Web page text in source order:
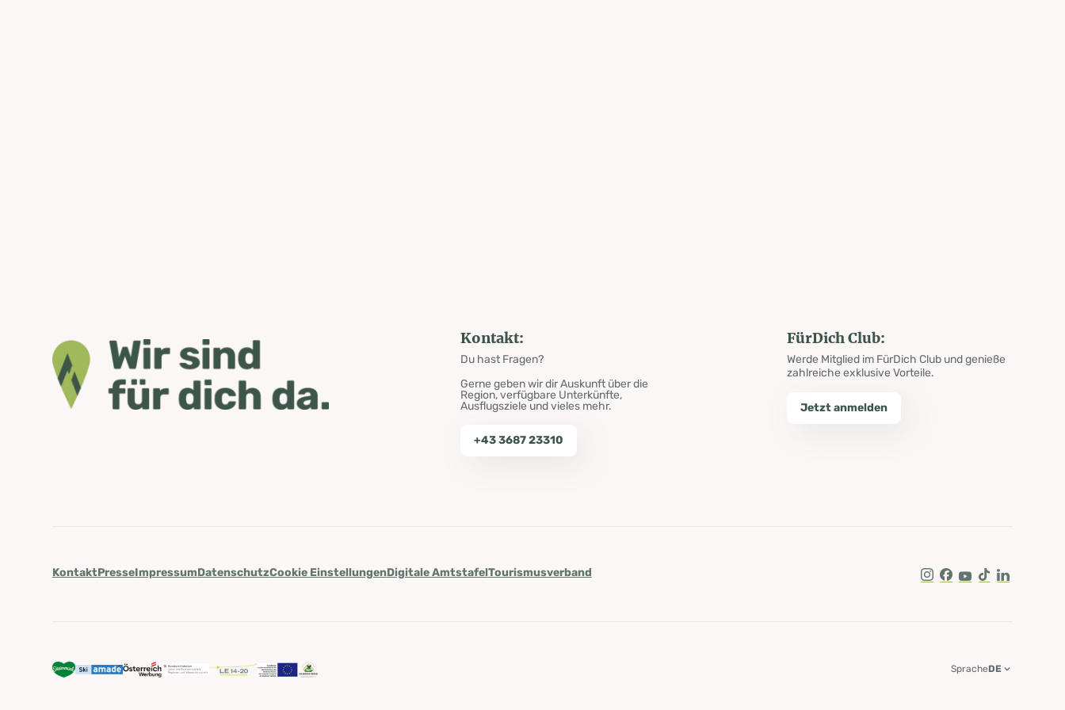
Kontakt:
Du hast Fragen?
Gerne geben wir dir Auskunft über die
Region, verfügbare Unterkünfte,
Ausflugsziele und vieles mehr.
+43 3687 23310
FürDich Club:
Werde Mitglied im FürDich Club und genieße
zahlreiche exklusive Vorteile.
Jetzt anmelden
KontaktPresseImpressumDatenschutzCookie EinstellungenDigitale AmtstafelTourismusverband
Instagram
Facebook
Youtube
Tik TokLinkedIn
SpracheDE